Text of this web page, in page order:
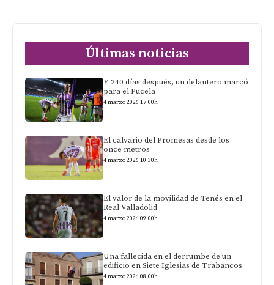
Últimas noticias
Y 240 días después, un delantero marcó
para el Pucela
4 marzo 2026 17:00h
El calvario del Promesas desde los
once metros
4 marzo 2026 10:30h
El valor de la movilidad de Tenés en el
Real Valladolid
4 marzo 2026 09:00h
Una fallecida en el derrumbe de un
edificio en Siete Iglesias de Trabancos
4 marzo 2026 08:00h